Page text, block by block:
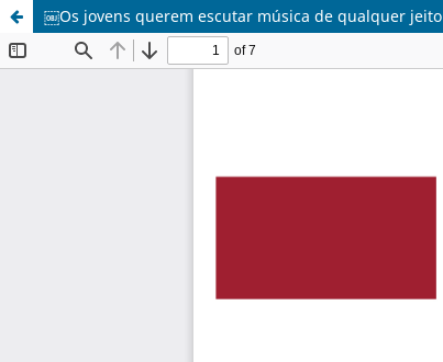
￼Os jovens querem escutar música de qualquer jeito